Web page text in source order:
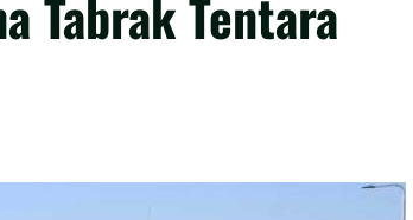
Tabrak Tentara